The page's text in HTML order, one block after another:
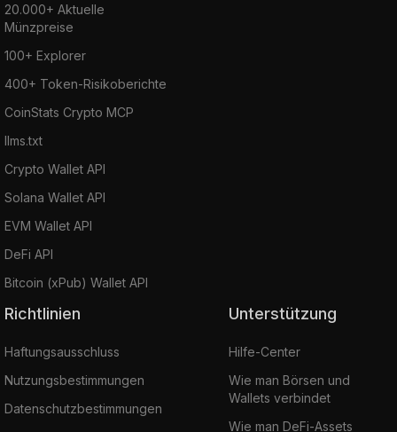
20.000+ Aktuelle
Münzpreise
100+ Explorer
400+ Token-Risikoberichte
CoinStats Crypto MCP
llms.txt
Crypto Wallet API
Solana Wallet API
EVM Wallet API
DeFi API
Bitcoin (xPub) Wallet API
Richtlinien
Haftungsausschluss
Nutzungsbestimmungen
Datenschutzbestimmungen
Unterstützung
Hilfe-Center
Wie man Börsen und
Wallets verbindet
Wie man DeFi-Assets